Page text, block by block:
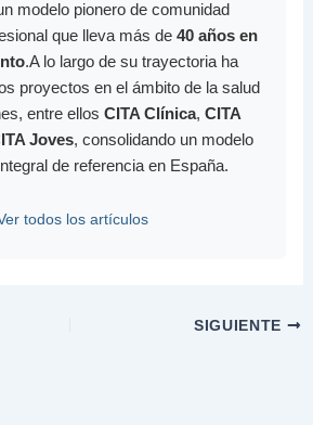
modelo pionero de comunidad
que lleva más de 40 años en
.A lo largo de su trayectoria ha
proyectos en el ámbito de la salud
entre ellos CITA Clínica, CITA
Joves, consolidando un modelo
de referencia en España.
todos los artículos
SIGUIENTE